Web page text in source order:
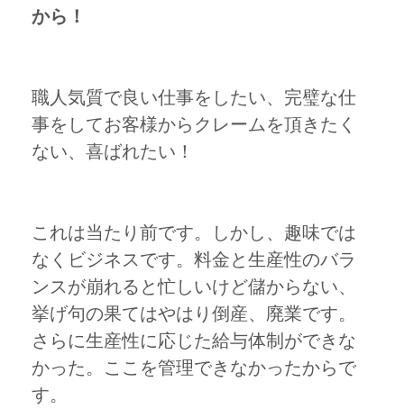
から！
職人気質で良い仕事をしたい、完璧な仕
事をしてお客様からクレームを頂きたく
ない、喜ばれたい！
これは当たり前です。しかし、趣味では
なくビジネスです。料金と生産性のバラ
ンスが崩れると忙しいけど儲からない、
挙げ句の果てはやはり倒産、廃業です。
さらに生産性に応じた給与体制ができな
かった。ここを管理できなかったからで
す。